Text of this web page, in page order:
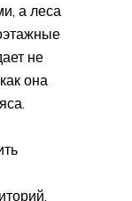
а леса
не
она